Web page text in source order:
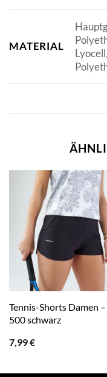
MATERIAL
Tennis-Shorts Damen
500 schwarz
7,99€